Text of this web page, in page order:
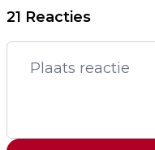
21 Reacties